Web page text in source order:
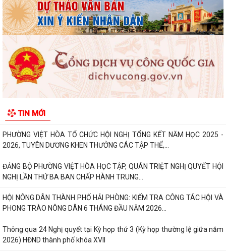
TIN MỚI
Chủ động ứng phó với mưa lớn, lũ, ngập lụt, lũ quét, sạt lở đất, lốc, sét,
mưa đá
UBND thành phố yêu cầu rà soát, chuẩn hóa thủ tục hành chính, chấm
dứt phát sinh "giấy phép con"
Phường Việt Hòa bế mạc Lớp bồi dưỡng kiến thức quốc phòng và an
ninh đối tượng 4 năm 2026.
Bản, Đợt II/2026.
PHƯỜNG VIỆT HÒA TỔ CHỨC HỘI NGHỊ TỔNG KẾT NĂM HỌC 2025 -
2026, TUYÊN DƯƠNG KHEN THƯỞNG CÁC TẬP THỂ,...
ĐẢNG BỘ PHƯỜNG VIỆT HÒA HỌC TẬP, QUÁN TRIỆT NGHỊ QUYẾT HỘI
NGHỊ LẦN THỨ BA BAN CHẤP HÀNH TRUNG...
HỘI NÔNG DÂN THÀNH PHỐ HẢI PHÒNG: KIỂM TRA CÔNG TÁC HỘI VÀ
PHONG TRÀO NÔNG DÂN 6 THÁNG ĐẦU NĂM 2026...
Thông qua 24 Nghị quyết tại Kỳ họp thứ 3 (Kỳ họp thường lệ giữa năm
2026) HĐND thành phố khóa XVII